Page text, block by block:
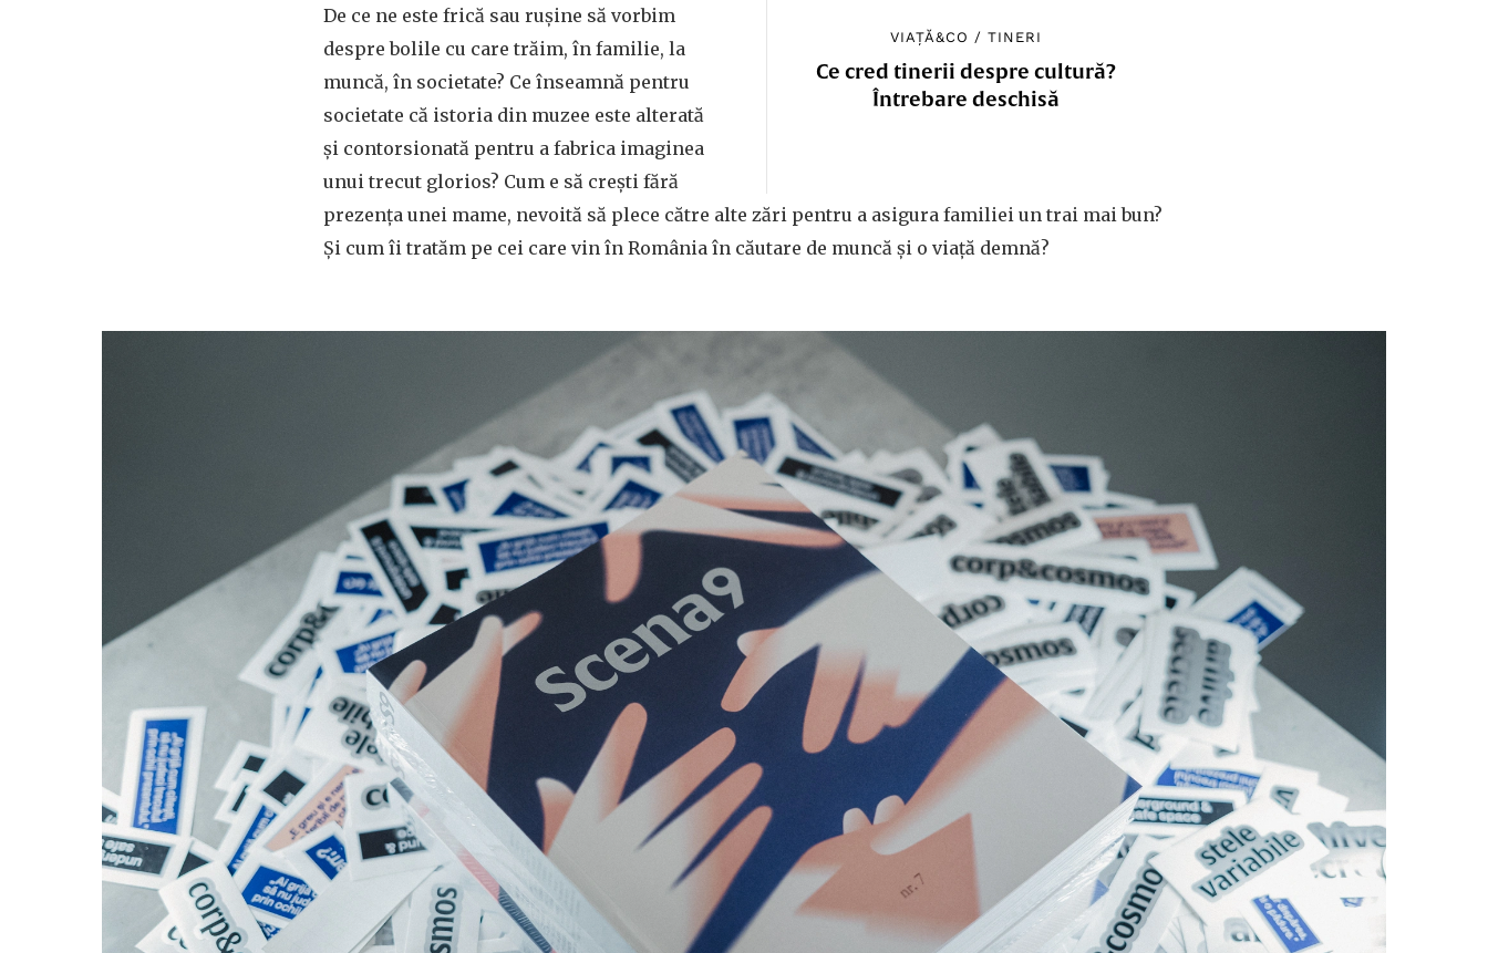
VIAȚĂ&CO /TINERI
Ce cred tinerii despre cultură?
Întrebare deschisă
De ce ne este frică sau rușine să vorbim
despre bolile cu care trăim, în familie, la
muncă, în societate? Ce înseamnă pentru
societate că istoria din muzee este alterată
și contorsionată pentru a fabrica imaginea
unui trecut glorios? Cum e să crești fără
prezența unei mame, nevoită să plece către alte zări pentru a asigura familiei un trai mai bun?
Și cum îi tratăm pe cei care vin în România în căutare de muncă și o viață demnă?